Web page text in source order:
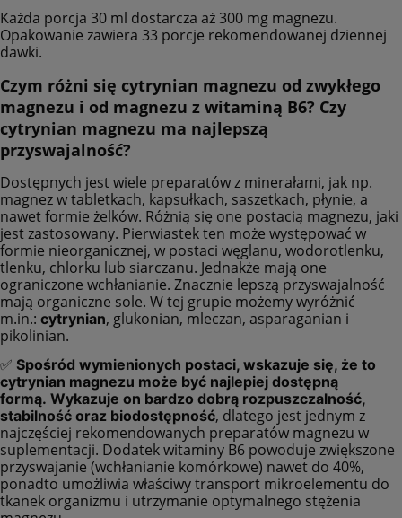
Każda porcja 30 ml dostarcza aż 300 mg magnezu.
Opakowanie zawiera 33 porcje rekomendowanej dziennej
dawki.
Czym różni się cytrynian magnezu od zwykłego
magnezu i od magnezu z witaminą B6? Czy
cytrynian magnezu ma najlepszą
przyswajalność?
Dostępnych jest wiele preparatów z minerałami, jak np.
magnez w tabletkach, kapsułkach, saszetkach, płynie, a
nawet formie żelków. Różnią się one postacią magnezu, jaki
jest zastosowany. Pierwiastek ten może występować w
formie nieorganicznej, w postaci węglanu, wodorotlenku,
tlenku, chlorku lub siarczanu. Jednakże mają one
ograniczone wchłanianie. Znacznie lepszą przyswajalność
mają organiczne sole. W tej grupie możemy wyróżnić
m.in.: cytrynian, glukonian, mleczan, asparaganian i
pikolinian.
✅ Spośród wymienionych postaci, wskazuje się, że to
cytrynian magnezu może być najlepiej dostępną
formą. Wykazuje on bardzo dobrą rozpuszczalność,
stabilność oraz biodostępność, dlatego jest jednym z
najczęściej rekomendowanych preparatów magnezu w
suplementacji. Dodatek witaminy B6 powoduje zwiększone
przyswajanie (wchłanianie komórkowe) nawet do 40%,
ponadto umożliwia właściwy transport mikroelementu do
tkanek organizmu i utrzymanie optymalnego stężenia